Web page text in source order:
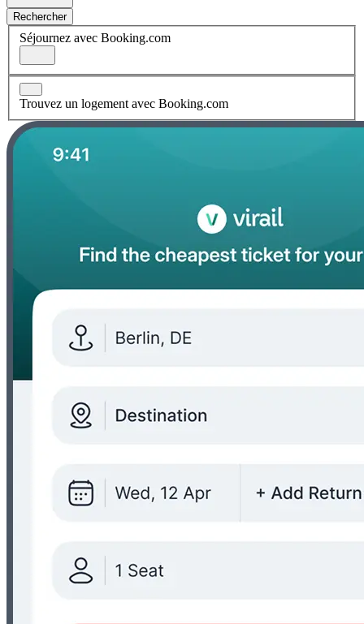
Rechercher
Séjournez avec Booking.com
Trouvez un logement avec Booking.com